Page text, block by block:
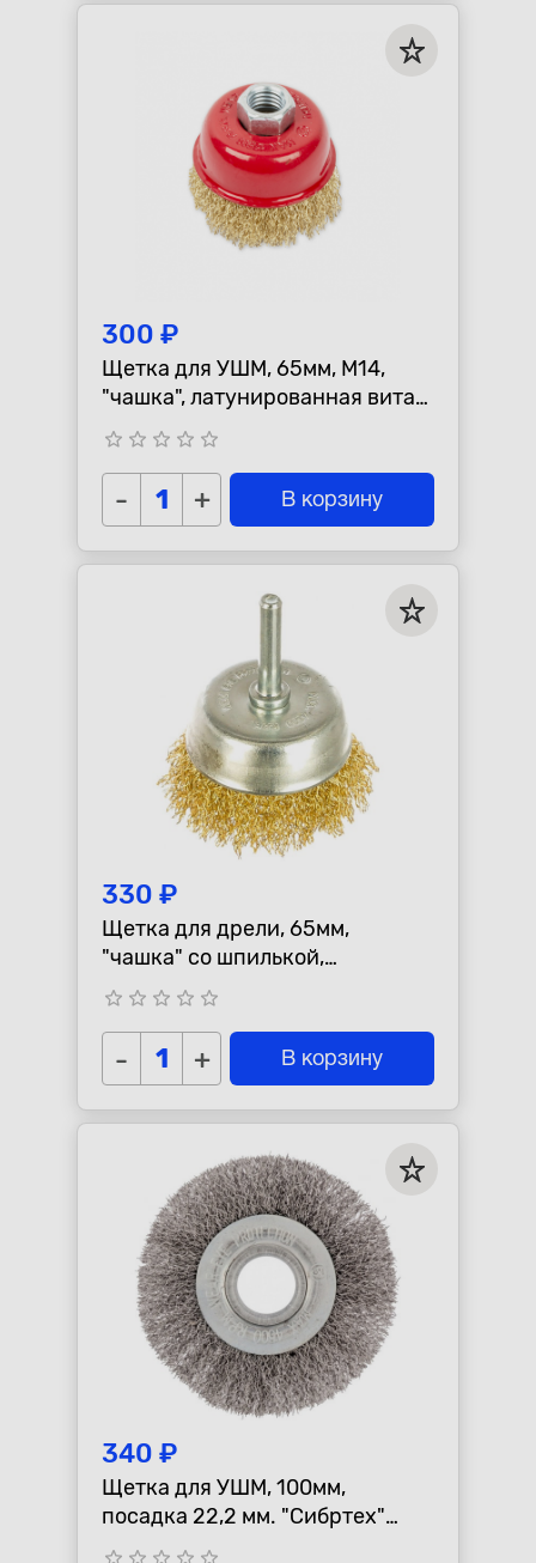
300 ₽
Щетка для УШМ, 65мм, М14,
"чашка", латунированная витая
проволока "ARNEZI"
star_border star_border star_border star_border star_border
- + В корзину
330 ₽
Щетка для дрели, 65мм,
"чашка" со шпилькой,
латунированная витая
проволока
star_border star_border star_border star_border star_border
- + В корзину
340 ₽
Щетка для УШМ, 100мм,
посадка 22,2 мм. "Сибртех"
плоская, витая проволока
star_border star_border star_border star_border star_border